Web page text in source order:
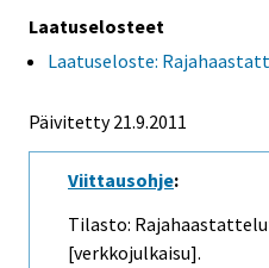
Laatuselosteet
Laatuseloste:
Päivitetty 21.9.2011
Viittausohje:
Tilasto:
[verkkojulkaisu].